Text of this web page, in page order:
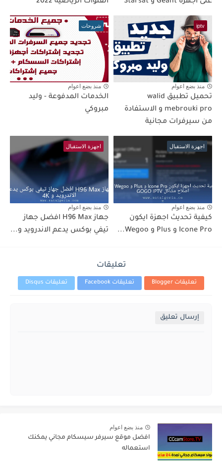
iptv
منذ بضع اعوام
تحميل تطبيق walid
mebrouki pro و الاستفادة
من سيرفرات مجانية
شروحات
منذ بضع اعوام
الخدمات المدفوعة - وليد
مبروكي
اجهزة الاستقبال
منذ بضع اعوام
كيفية تحديث اجهزة ايكون
Icone Pro و Plus و Wegoo...
اجهزة الاستقبال
منذ بضع اعوام
جهاز H96 Max افضل جهاز
تيفي بوكس يدعم الاندرويد و...
تعليقات
تعليقات Blogger تعليقات Facebook تعليقات Disqus
إرسال تعليق
منذ بضع اعوام
افضل موقع سيرفر سيسكام مجاني يمكنك
استعماله